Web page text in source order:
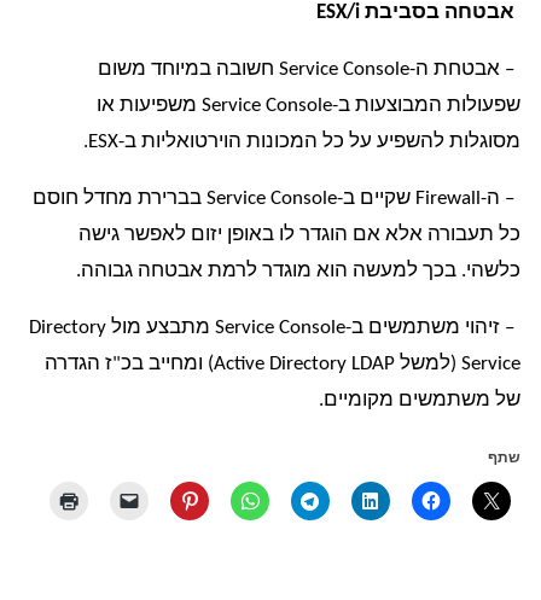
אבטחה בסביבת ESX/i
– אבטחת ה-Service Console חשובה במיוחד משום
שפעולות המבוצעות ב-Service Console משפיעות או
מסוגלות להשפיע על כל המכונות הוירטואליות ב-ESX.
– ה-Firewall שקיים ב-Service Console בברירת מחדל חוסם
כל תעבורה אלא אם הוגדר לו באופן יזום לאפשר גישה
כלשהי. בכך למעשה הוא מוגדר לרמת אבטחה גבוהה.
– זיהוי משתמשים ב-Service Console מתבצע מול Directory
Service (למשל Active Directory LDAP) ומחייב בכ"ז הגדרה
של משתמשים מקומיים.
שתף